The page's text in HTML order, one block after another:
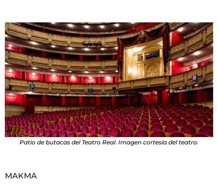
Patio de butacas del Teatro Real. Imagen cortesía del teatro.
MAKMA